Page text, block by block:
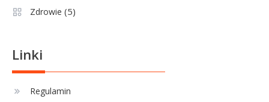
Jagiellonia Białystok rankingi w
4 Sport
Zdrowie (5)
Linki
Regulamin